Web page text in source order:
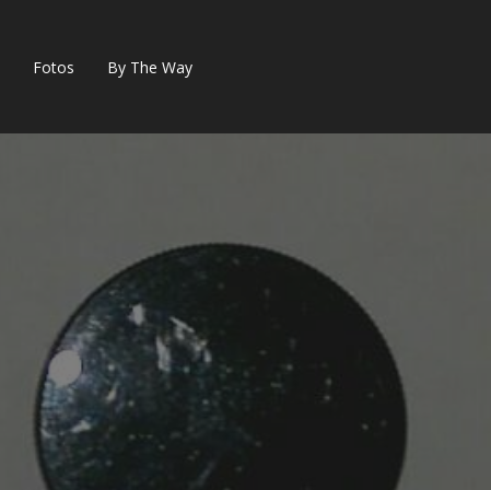
Fotos By The Way